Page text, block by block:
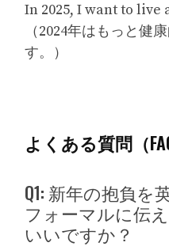
In 2025, I want to
（2024年はもっと健
す。）
よくある質問（
Q1: 新年の抱負を
フォーマルに伝
いいですか？